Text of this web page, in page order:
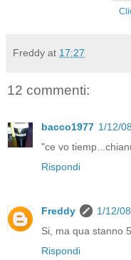
Freddy at 17:27
12 commenti:
bacco1977 1/12/
"ce vo
Rispondi
Freddy
1/12/
Si, ma qua stanno
Rispondi